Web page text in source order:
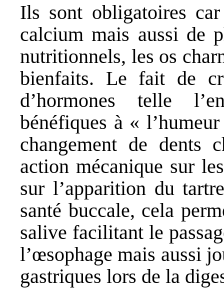
Ils sont obligatoires
calcium mais aussi de
nutritionnels, les os
bienfaits. Le fait de
d’hormones telle
bénéfiques à «
changement de dents
action mécanique sur
sur l’apparition du
santé buccale, cela
salive facilitant le
l’œsophage mais aussi
gastriques lors de la